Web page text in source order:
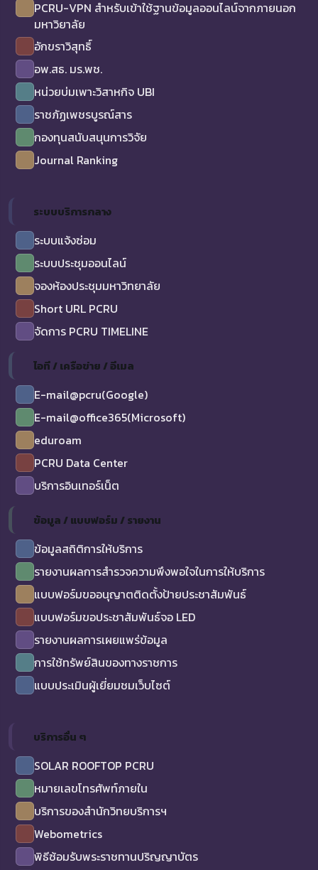
PCRU-VPN สำหรับเข้าใช้ฐานข้อมูลออนไลน์จากภายนอก
มหาวิยาลัย
อักขราวิสุทธิ์
อพ.สธ. มร.พช.
หน่วยบ่มเพาะวิสาหกิจ UBI
ราชภัฏเพชรบูรณ์สาร
กองทุนสนับสนุนการวิจัย
Journal Ranking
ระบบบริการกลาง
ระบบแจ้งซ่อม
ระบบประชุมออนไลน์
จองห้องประชุมมหาวิทยาลัย
Short URL PCRU
จัดการ PCRU TIMELINE
ไอที / เครือข่าย / อีเมล
E-mail@pcru(Google)
E-mail@office365(Microsoft)
eduroam
PCRU Data Center
บริการอินเทอร์เน็ต
ข้อมูล / แบบฟอร์ม / รายงาน
ข้อมูลสถิติการให้บริการ
รายงานผลการสำรวจความพึงพอใจในการให้บริการ
แบบฟอร์มขออนุญาตติดตั้งป้ายประชาสัมพันธ์
แบบฟอร์มขอประชาสัมพันธ์จอ LED
รายงานผลการเผยแพร่ข้อมูล
การใช้ทรัพย์สินของทางราชการ
แบบประเมินผู้เยี่ยมชมเว็บไซต์
บริการอื่น ๆ
SOLAR ROOFTOP PCRU
หมายเลขโทรศัพท์ภายใน
บริการของสำนักวิทยบริการฯ
Webometrics
พิธีซ้อมรับพระราชทานปริญญาบัตร